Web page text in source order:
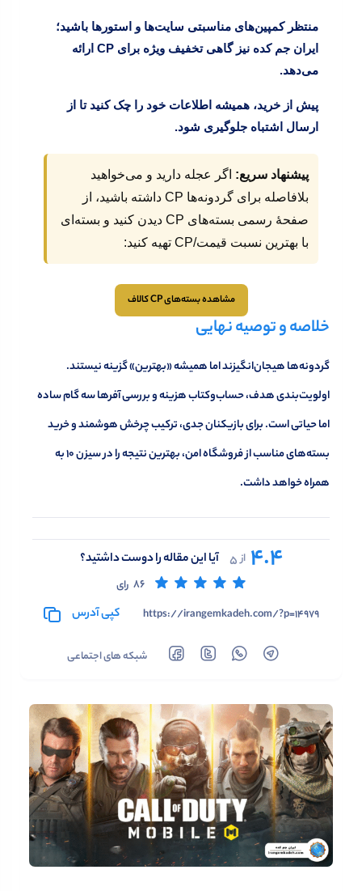
منتظر کمپین‌های مناسبتی سایت‌ها و استورها باشید؛
ایران جم کده نیز گاهی تخفیف ویژه برای CP ارائه
می‌دهد.
پیش از خرید، همیشه اطلاعات خود را چک کنید تا از
ارسال اشتباه جلوگیری شود.
پیشنهاد سریع: اگر عجله دارید و می‌خواهید
بلافاصله برای گردونه‌ها CP داشته باشید، از
صفحهٔ رسمی بسته‌های CP دیدن کنید و بسته‌ای
با بهترین نسبت قیمت/CP تهیه کنید:
مشاهده بسته‌های CP کالاف
خلاصه و توصیه نهایی
گردونه‌ها هیجان‌انگیزند اما همیشه «بهترین» گزینه نیستند.
اولویت‌بندی هدف، حساب‌وکتاب هزینه و بررسی آفرها سه گام ساده
اما حیاتی است. برای بازیکنان جدی، ترکیب چرخش هوشمند و خرید
بسته‌های مناسب از فروشگاه امن، بهترین نتیجه را در سیزن ۱۰ به
همراه خواهد داشت.
4.4 از 5 آیا این مقاله را دوست داشتید؟
86 رای
https://irangemkadeh.com/?p=14979
کپی آدرس
شبکه های اجتماعی